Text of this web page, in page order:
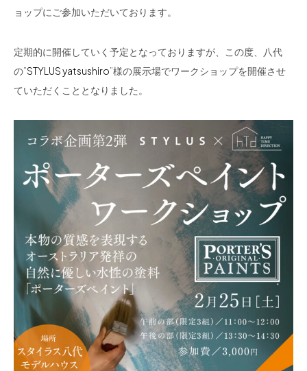
ョップにご参加いただいております。
定期的に開催していく予定となっておりますが、この度、八代
の”STYLUS yatsushiro”様の展示場でワークショップを開催させ
ていただくこととなりました。